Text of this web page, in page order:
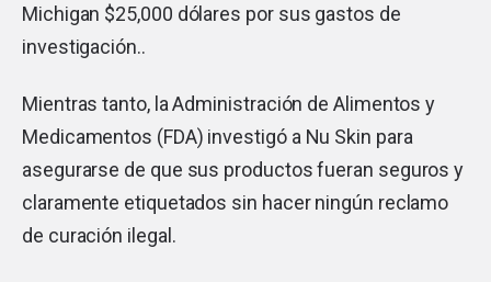
Michigan $25,000 dólares por sus gastos de
investigación..
Mientras tanto, la Administración de Alimentos y
Medicamentos (FDA) investigó a Nu Skin para
asegurarse de que sus productos fueran seguros y
claramente etiquetados sin hacer ningún reclamo
de curación ilegal.